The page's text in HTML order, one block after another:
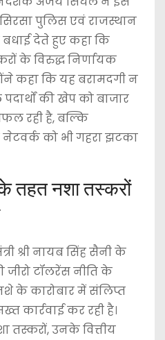
पुलिस एवं राजस्थान
देते हुए कहा कि
के विरुद्ध निर्णायक
कहा कि यह बरामदगी न
की खेप को बाजार
रही है, बल्कि
को भी गहरा झटका
के तहत नशा तस्करों
श्री नायब सिंह सैनी के
टॉलरेंस नीति के
के कारोबार में संलिप्त
कार्रवाई कर रही है।
तस्करों, उनके वित्तीय